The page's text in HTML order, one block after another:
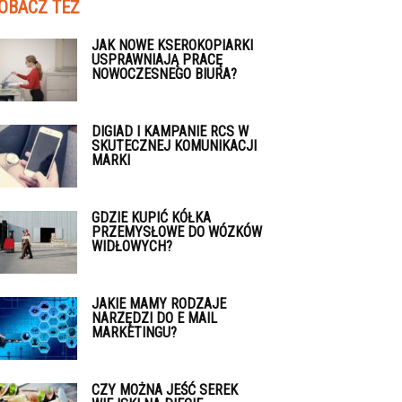
TEŻ
JAK NOWE KSEROKOPIARKI
USPRAWNIAJĄ PRACĘ
NOWOCZESNEGO BIURA?
DIGIAD I KAMPANIE RCS W
SKUTECZNEJ KOMUNIKACJI
MARKI
GDZIE KUPIĆ KÓŁKA
PRZEMYSŁOWE DO WÓZKÓW
WIDŁOWYCH?
JAKIE MAMY RODZAJE
NARZĘDZI DO E MAIL
MARKETINGU?
CZY MOŻNA JEŚĆ SEREK